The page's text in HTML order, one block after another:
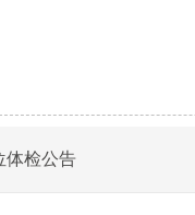
体检公告